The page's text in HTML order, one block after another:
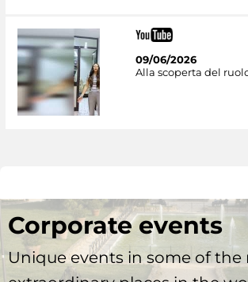
09/06/2026
Alla scoperta del
Corporate events
Unique events in some of the